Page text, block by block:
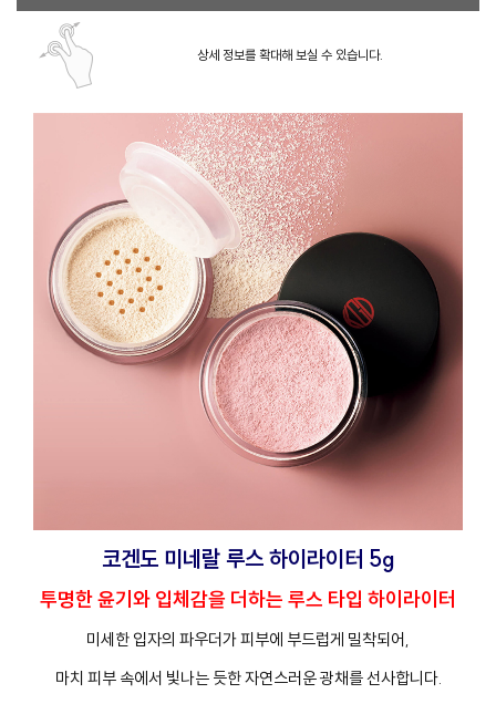
상세 정보를 확대해 보실 수 있습니다.
코겐도 미네랄 루스 하이라이터 5g
투명한 윤기와 입체감을 더하는 루스 타입 하이라이터
미세한 입자의 파우더가 피부에 부드럽게 밀착되어,
마치 피부 속에서 빛나는 듯한 자연스러운 광채를 선사합니다.